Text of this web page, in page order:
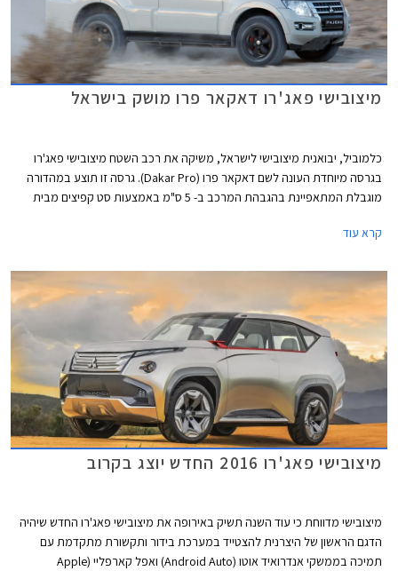
מיצובישי פאג'רו דאקאר פרו מושק בישראל
כלמוביל, יבואנית מיצובישי לישראל, משיקה את רכב השטח מיצובישי פאג'רו
בגרסה מיוחדת העונה לשם דאקאר פרו (Dakar Pro). גרסה זו תוצע במהדורה
מוגבלת המתאפיינת בהגבהת המרכב ב- 5 ס"מ באמצעות סט קפיצים מבית
למערכת ה- Connected Car ומשפרת את שדה הראיה הקדמי ע"י תצוגה של
תוואי השטח והמכשולים שבדרך. כל השדרוגים מותקנים כחוק ומצויינים ברישיון
הרכב.
קרא עוד
מיצובישי פאג'רו 2016 החדש יוצג בקרוב
מיצובישי מדווחת כי עוד השנה תשיק באירופה את מיצובישי פאג'רו החדש שיהיה
הדגם הראשון של היצרנית להצטייד במערכת בידור ותקשורת מתקדמת עם
תמיכה בממשקי אנדרואיד אוטו (Android Auto) ואפל קארפליי (Apple